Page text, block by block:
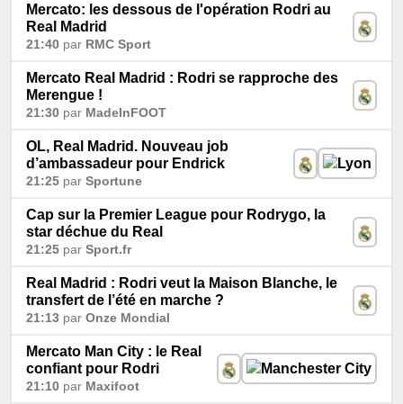
Mercato: les dessous de l'opération Rodri au
Real Madrid
21:40 par RMC Sport
Mercato Real Madrid : Rodri se rapproche des
Merengue !
21:30 par MadeInFOOT
OL, Real Madrid. Nouveau job
d’ambassadeur pour Endrick
21:25 par Sportune
Cap sur la Premier League pour Rodrygo, la
star déchue du Real
21:25 par Sport.fr
Real Madrid : Rodri veut la Maison Blanche, le
transfert de l’été en marche ?
21:13 par Onze Mondial
Mercato Man City : le Real
confiant pour Rodri
21:10 par Maxifoot